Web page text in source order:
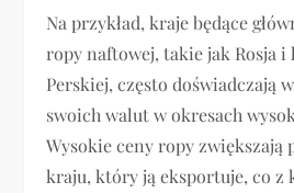
Na przykład, kraje będące
ropy naftowej, takie jak Rosja i
Perskiej, często doświadczają
swoich walut w okresach
Wysokie ceny ropy zwiększają
kraju, który ją eksportuje, co z